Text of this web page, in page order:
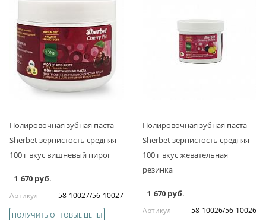
Полировочная зубная паста
Sherbet зернистость средняя
100 г вкус вишневый пирог
1 670 руб.
Артикул 58-10027/56-10027
ПОЛУЧИТЬ ОПТОВЫЕ ЦЕНЫ
Полировочная зубная паста
Sherbet зернистость средняя
100 г вкус жевательная
резинка
1 670 руб.
Артикул 58-10026/56-10026